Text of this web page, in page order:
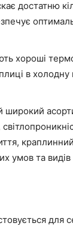
достатню
хороші
в холодну
широкий
умов та
для